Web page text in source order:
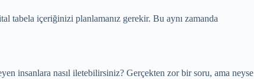
tabela içeriğinizi planlamanız gerekir. Bu aynı zamanda
insanlara nasıl iletebilirsiniz? Gerçekten zor bir soru, ama neyse